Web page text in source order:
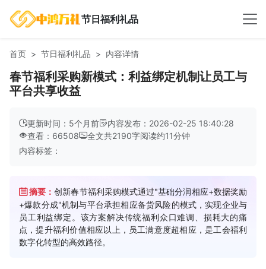
节日福利礼品
首页 节日福利礼品 内容详情
春节福利采购新模式：利益绑定机制让员工与
平台共享收益
更新时间：5个月前
内容发布：2026-02-25 18:40:28
查看：66508
全文共2190字阅读约11分钟
内容标签：
摘要：创新春节福利采购模式通过"基础分润相应+数据奖励
+爆款分成"机制与平台承担相应备货风险的模式，实现企业与
员工利益绑定。该方案解决传统福利众口难调、损耗大的痛
点，提升福利价值相应以上，员工满意度超相应，是工会福利
数字化转型的高效路径。